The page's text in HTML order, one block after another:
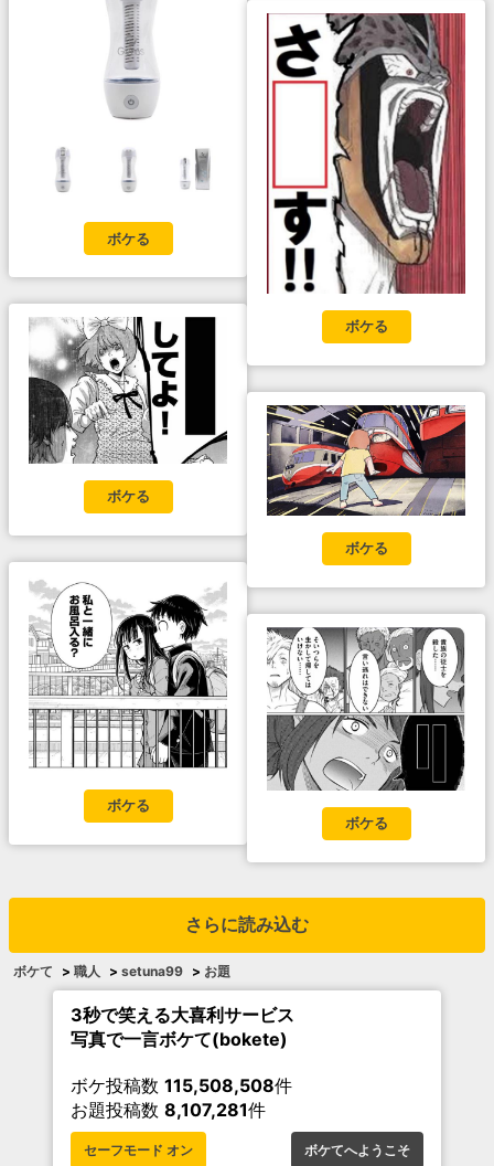
ボケる
ボケる
ボケる
ボケる
ボケる
ボケる
さらに読み込む
ボケて > 職人 > setuna99 > お題
3秒で笑える大喜利サービス
写真で一言ボケて(bokete)
ボケ投稿数 115,508,508件
お題投稿数 8,107,281件
セーフモード オン ボケてへようこそ